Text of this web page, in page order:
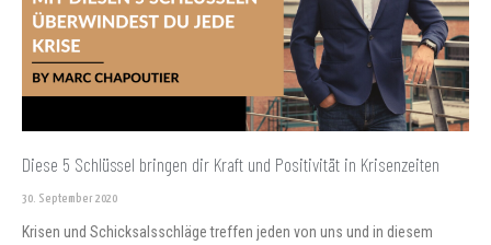
Diese 5 Schlüssel bringen dir Kraft und Positivität in Krisenzeiten
30. September 2020
Krisen und Schicksalsschläge treffen jeden von uns und in diesem